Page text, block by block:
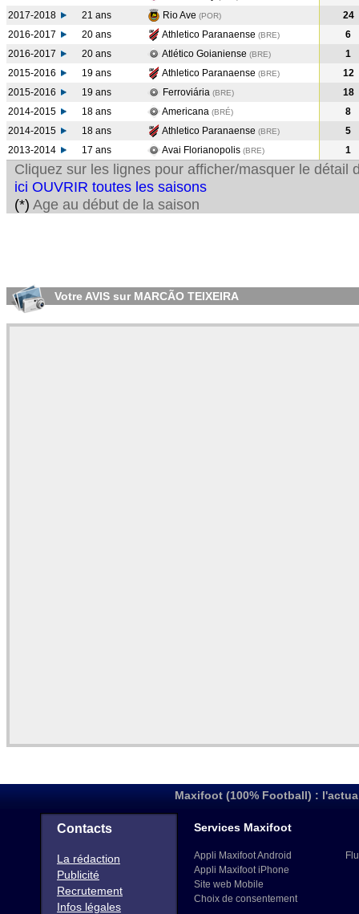
2017-2018
21 ans Rio Ave (POR)
24
2016-2017
20 ans Athletico Paranaense (BRE)
6
2016-2017
20 ans Atlético Goianiense (BRE)
1
2015-2016
19 ans Athletico Paranaense (BRE)
12
2015-2016
19 ans Ferroviária (BRE)
18
2014-2015
18 ans Americana (BRÉ)
8
2014-2015
18 ans Athletico Paranaense (BRE)
5
2013-2014
17 ans Avai Florianopolis (BRE) 1
Cliquez sur les lignes pour afficher/masquer le détail
ici OUVRIR toutes les saisons
(*) Age au début de la saison
Votre AVIS sur MARCÃO TEIXEIRA
Maxifoot (100% Football) :
Contacts
La rédaction
Publicité
Recrutement
Infos légales
Services Maxifoot
Appli Maxifoot Android
Appli Maxifoot iPhone
Site web Mobile
Choix de consentement